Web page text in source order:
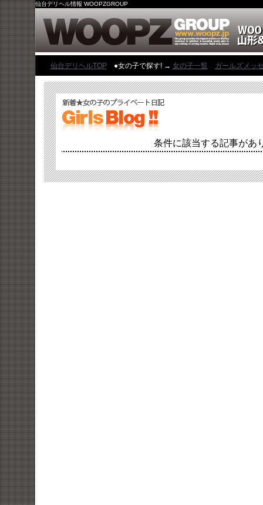
仙台デリヘル情報 WOOPZGROUP
仙台デリヘルTOP●女の子で探す! → 女の子一覧 ガールズメッ
条件に該当する記事があ